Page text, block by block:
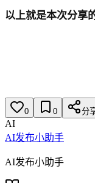
以上就是本次分享
0 0 分
AI
AI发布小助手
AI发布小助手